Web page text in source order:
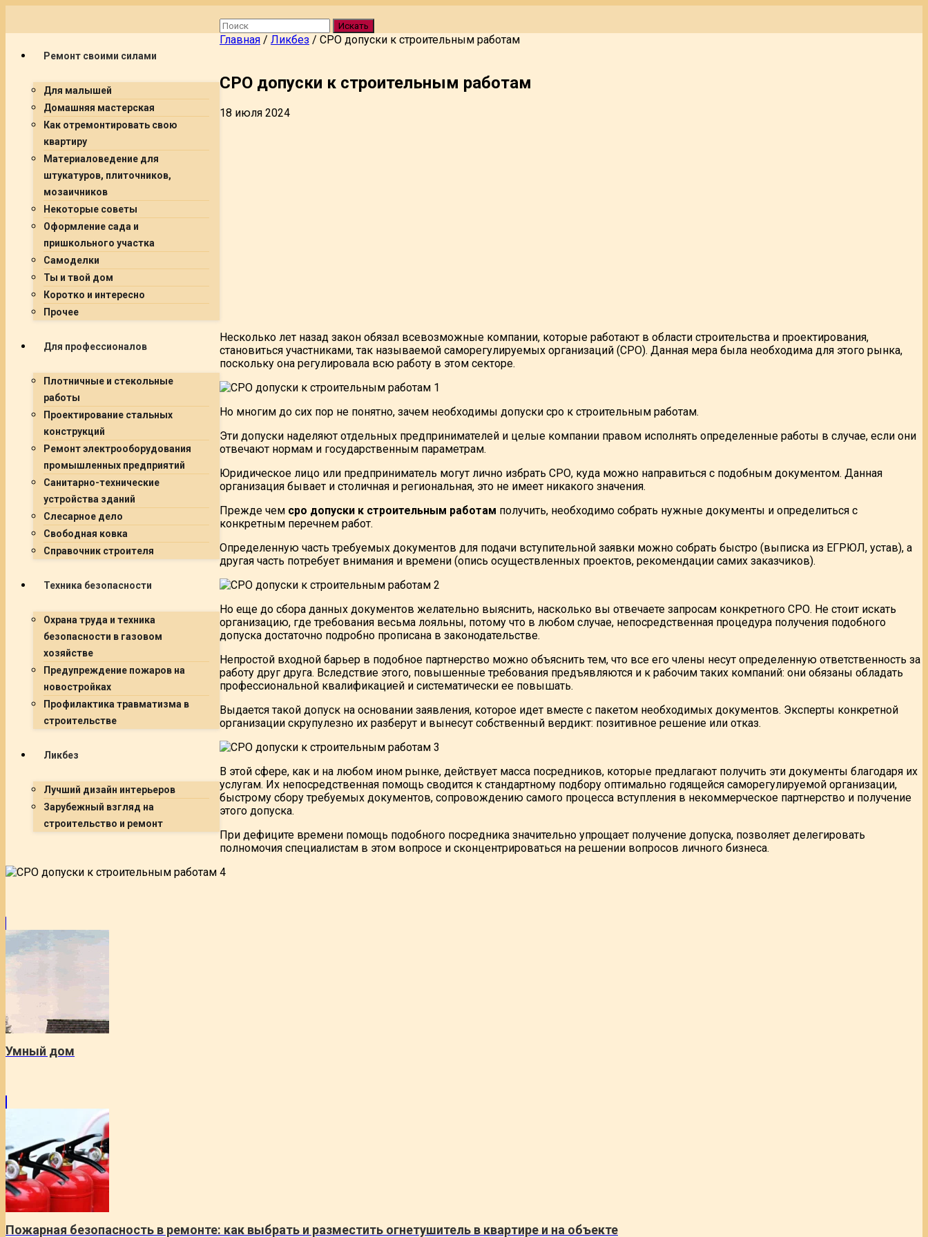
Ремонт своими силами
Для малышей
Домашняя мастерская
Как отремонтировать свою
квартиру
Материаловедение для
штукатуров, плиточников,
мозаичников
Некоторые советы
Оформление сада и
пришкольного участка
Самоделки
Ты и твой дом
Коротко и интересно
Прочее
Для профессионалов
Плотничные и стекольные
работы
Проектирование стальных
конструкций
Ремонт электрооборудования
промышленных предприятий
Санитарно-технические
устройства зданий
Слесарное дело
Свободная ковка
Справочник строителя
Техника безопасности
Охрана труда и техника
безопасности в газовом
хозяйстве
Предупреждение пожаров на
новостройках
Профилактика травматизма в
строительстве
Ликбез
Лучший дизайн интерьеров
Зарубежный взгляд на
строительство и ремонт
Искать
Главная / Ликбез / СРО допуски к строительным работам
СРО допуски к строительным работам
18 июля 2024
Несколько лет назад закон обязал всевозможные компании, которые работают в области строительства и проектирования,
становиться участниками, так называемой саморегулируемых организаций (СРО). Данная мера была необходима для этого рынка,
поскольку она регулировала всю работу в этом секторе.
Но многим до сих пор не понятно, зачем необходимы допуски сро к строительным работам.
Эти допуски наделяют отдельных предпринимателей и целые компании правом исполнять определенные работы в случае, если они
отвечают нормам и государственным параметрам.
Юридическое лицо или предприниматель могут лично избрать СРО, куда можно направиться с подобным документом. Данная
организация бывает и столичная и региональная, это не имеет никакого значения.
Прежде чем сро допуски к строительным работам получить, необходимо собрать нужные документы и определиться с
конкретным перечнем работ.
Определенную часть требуемых документов для подачи вступительной заявки можно собрать быстро (выписка из ЕГРЮЛ, устав), а
другая часть потребует внимания и времени (опись осуществленных проектов, рекомендации самих заказчиков).
Но еще до сбора данных документов желательно выяснить, насколько вы отвечаете запросам конкретного СРО. Не стоит искать
организацию, где требования весьма лояльны, потому что в любом случае, непосредственная процедура получения подобного
допуска достаточно подробно прописана в законодательстве.
Непростой входной барьер в подобное партнерство можно объяснить тем, что все его члены несут определенную ответственность за
работу друг друга. Вследствие этого, повышенные требования предъявляются и к рабочим таких компаний: они обязаны обладать
профессиональной квалификацией и систематически ее повышать.
Выдается такой допуск на основании заявления, которое идет вместе с пакетом необходимых документов. Эксперты конкретной
организации скрупулезно их разберут и вынесут собственный вердикт: позитивное решение или отказ.
В этой сфере, как и на любом ином рынке, действует масса посредников, которые предлагают получить эти документы благодаря их
услугам. Их непосредственная помощь сводится к стандартному подбору оптимально годящейся саморегулируемой организации,
быстрому сбору требуемых документов, сопровождению самого процесса вступления в некоммерческое партнерство и получение
этого допуска.
При дефиците времени помощь подобного посредника значительно упрощает получение допуска, позволяет делегировать
полномочия специалистам в этом вопросе и сконцентрироваться на решении вопросов личного бизнеса.
Умный дом
Пожарная безопасность в ремонте: как выбрать и разместить огнетушитель в квартире и на объекте